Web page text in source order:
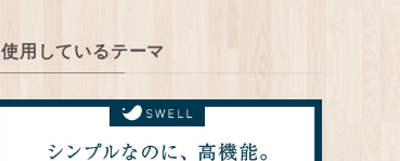
使用しているテーマ